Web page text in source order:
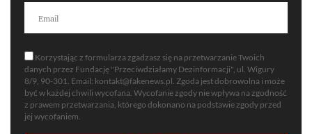
Korzystając z formularza zgadzasz się na przetwarzanie Twoich
danych przez Fundację "Przeciwdziałamy Dezinformacji", ul. Wigury
8/9, 90-301. Email: kontakt@fakenews.pl . Zgoda jest dobrowolna i może
być w każdej chwili wycofana. Wycofanie zgody nie wpływa na zgodność
z prawem przetwarzania, którego dokonano na podstawie zgody przed
jej wycofaniem.